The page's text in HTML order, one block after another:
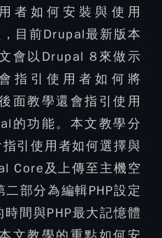
者如何安裝與使用
目前Drupal最新版本
會以Drupal 8來做示
指引使用者如何將
面教學還會指引使用
的功能。本文教學分
引使用者如何選擇與
Core及上傳至主機空
部分為編輯PHP設定
間與PHP最大記憶體
文教學的重點如何安